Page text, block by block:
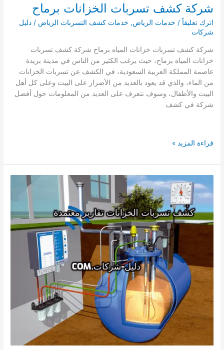
شركة كشف تسربات الخزانات برماح
اترك تعليقاً / خدمات الرياض, خدمات كشف التسربات الرياض /دليل
شركات
شركة كشف تسربات خزانات المياه برماح شركة كشف تسربات
خزانات المياه برماح، حيث يرغب الكثير من الناس في مدينة بريدة
عاصمة المملكة العربية السعودية، في الكشف عن تسربات الخزانات
من الماء، والذي قد يعود بالعديد من الأضرار على البيت وعلى كل أهل
البيت والأطفال، وسوف نتعرف على العديد من المعلومات حول أفضل
شركة في كشف
شركة
تسربات
الخزانات
برماح
قراءة المزيد »